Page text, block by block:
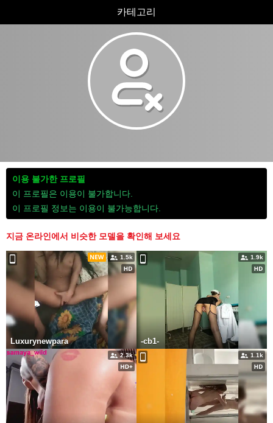
이용 불가한 프로필
이 프로필은 이용이 불가합니다.
이 프로필 정보는 이용이 불가능합니다.
지금 온라인에서 비슷한 모델을 확인해 보세요
1.5k
Luxurynewpara
1.9k
-cb1-
2.3k 1.1k
카테고리